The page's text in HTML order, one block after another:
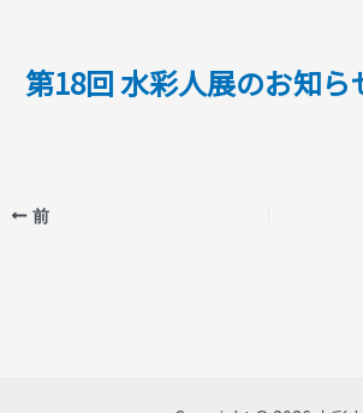
第18回 水彩人展のお知ら
前